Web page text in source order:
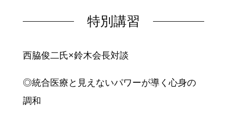
特別講習
西脇俊二氏×鈴木会長対談
◎統合医療と見えないパワーが導く心身の
調和